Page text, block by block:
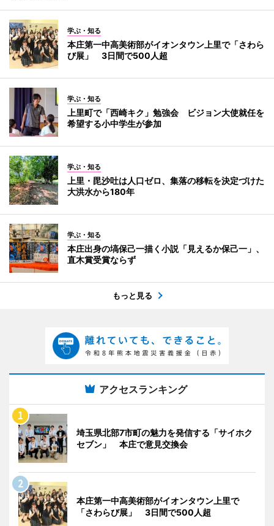
学ぶ・知る
本庄第一中高美術部がイオンタウン上里で「さわら
び展」 3日間で500人超
学ぶ・知る
上里町で「西崎キク」勉強会 ビジョン大使就任を
希望する小中学生が参加
学ぶ・知る
上里・毘沙吐は人口ゼロ、集落の移転を決定づけた
大洪水から180年
学ぶ・知る
本庄出身の塙保己一描く小説「見えるか保己一」、
直木賞受賞ならず
もっと見る
アクセスランキング
埼玉県北部7市町の魅力を発信する「サイホク
セブン」 本庄で意見交換会
本庄第一中高美術部がイオンタウン上里で
「さわらび展」 3日間で500人超